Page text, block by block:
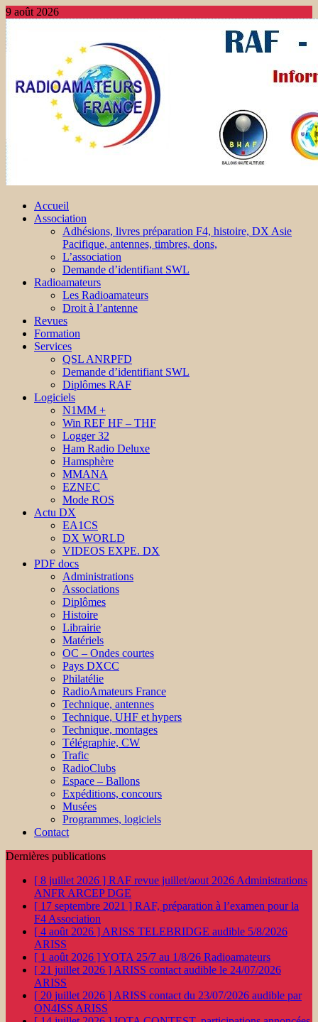
9 août 2026
Accueil
Association
Adhésions, livres préparation F4, histoire, DX Asie
Pacifique, antennes, timbres, dons,
L’association
Demande d’identifiant SWL
Radioamateurs
Les Radioamateurs
Droit à l’antenne
Revues
Formation
Services
QSL ANRPFD
Demande d’identifiant SWL
Diplômes RAF
Logiciels
N1MM +
Win REF HF – THF
Logger 32
Ham Radio Deluxe
Hamsphère
MMANA
EZNEC
Mode ROS
Actu DX
EA1CS
DX WORLD
VIDEOS EXPE. DX
PDF docs
Administrations
Associations
Diplômes
Histoire
Librairie
Matériels
OC – Ondes courtes
Pays DXCC
Philatélie
RadioAmateurs France
Technique, antennes
Technique, UHF et hypers
Technique, montages
Télégraphie, CW
Trafic
RadioClubs
Espace – Ballons
Expéditions, concours
Musées
Programmes, logiciels
Contact
Dernières publications
[ 8 juillet 2026 ] RAF revue juillet/aout 2026 Administrations
ANFR ARCEP DGE
[ 17 septembre 2021 ] RAF, préparation à l’examen pour la
F4 Association
[ 4 août 2026 ] ARISS TELEBRIDGE audible 5/8/2026
ARISS
[ 1 août 2026 ]YOTA 25/7 au 1/8/26 Radioamateurs
[ 21 juillet 2026 ] ARISS contact audible le 24/07/2026
ARISS
[ 20 juillet 2026 ] ARISS contact du 23/07/2026 audible par
ON4ISS ARISS